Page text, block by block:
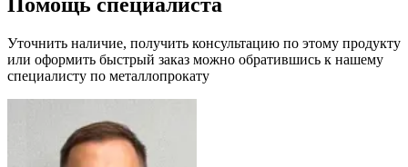
Уточнить наличие, получить консультацию по этому продукту
или оформить быстрый заказ можно обратившись к нашему
специалисту по металлопрокату